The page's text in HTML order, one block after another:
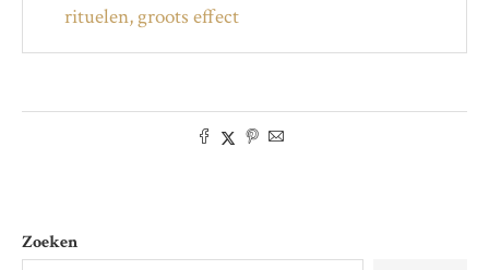
rituelen, groots effect
Zoeken